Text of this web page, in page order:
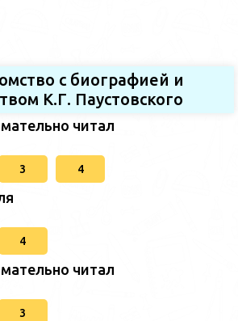
с биографией и
К.Г. Паустовского
читал
3 4
4
читал
3